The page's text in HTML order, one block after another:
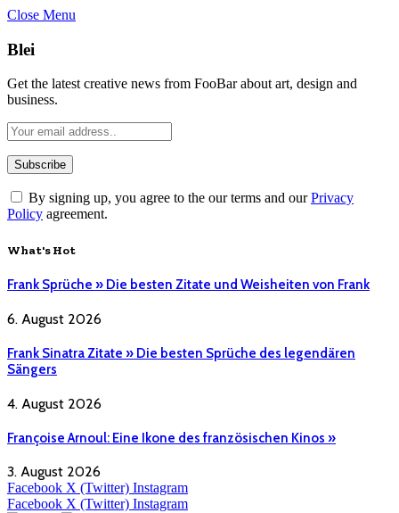
Close Menu
Blei
Get the latest creative news from FooBar about art, design and
business.
By signing up, you agree to the our terms and ourPrivacy
Policy agreement.
What's Hot
Frank Sprüche » Die besten Zitate und Weisheiten von Frank
6. August 2026
Frank Sinatra Zitate » Die besten Sprüche des legendären
Sängers
4. August 2026
Françoise Arnoul: Eine Ikone des französischen Kinos »
3. August 2026
Facebook X (Twitter) Instagram
Facebook X (Twitter) Instagram